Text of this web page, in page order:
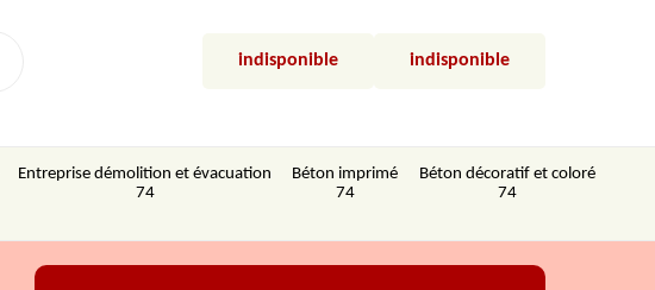
indisponible indisponible
Entreprise démolition et évacuation
74
Béton imprimé
74
Béton décoratif et coloré
74